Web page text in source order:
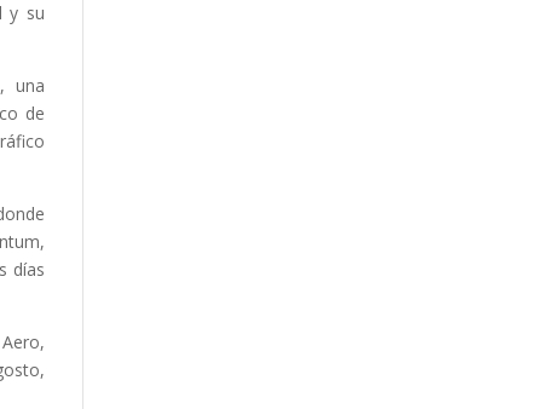
y su
una
de
días